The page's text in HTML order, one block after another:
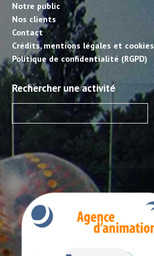
Notre public
Nos clients
Contact
Crédits, mentions légales et cookies
Politique de confidentialité (RGPD)
Rechercher une activité